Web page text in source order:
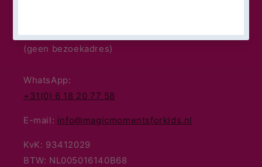
3261 PB Oud-Beijerland
(geen bezoekadres)
WhatsApp:
+31(0) 6 18 20 77 58
E-mail: info@magicmomentsforkids.nl
KvK: 93412029
BTW: NL005016140B68